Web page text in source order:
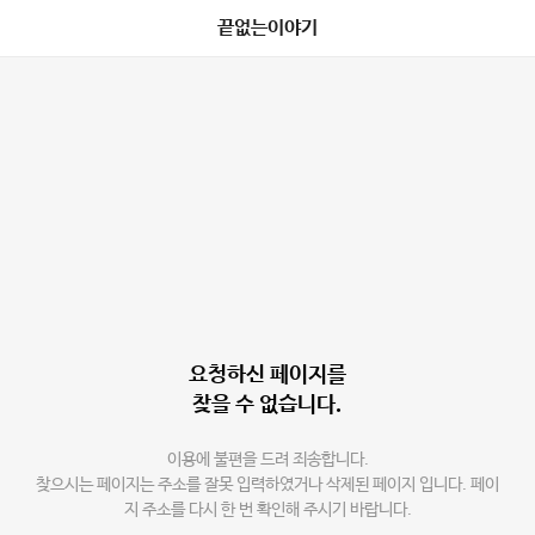
끝없는이야기
요청하신 페이지를
찾을 수 없습니다.
이용에 불편을 드려 죄송합니다.
찾으시는 페이지는 주소를 잘못 입력하였거나 삭제된 페이지 입니다. 페이
지 주소를 다시 한 번 확인해 주시기 바랍니다.